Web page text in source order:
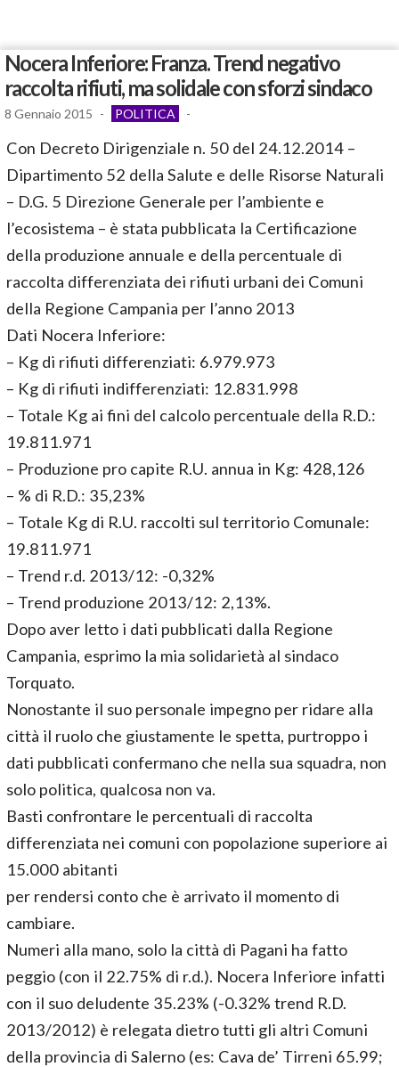
Nocera Inferiore: Franza. Trend negativo
raccolta rifiuti, ma solidale con sforzi sindaco
8 Gennaio 2015 - POLITICA -
Con Decreto Dirigenziale n. 50 del 24.12.2014 –
Dipartimento 52 della Salute e delle Risorse Naturali
– D.G. 5 Direzione Generale per l’ambiente e
l’ecosistema – è stata pubblicata la Certificazione
della produzione annuale e della percentuale di
raccolta differenziata dei rifiuti urbani dei Comuni
della Regione Campania per l’anno 2013
Dati Nocera Inferiore:
– Kg di rifiuti differenziati: 6.979.973
– Kg di rifiuti indifferenziati: 12.831.998
– Totale Kg ai fini del calcolo percentuale della R.D.:
19.811.971
– Produzione pro capite R.U. annua in Kg: 428,126
– % di R.D.: 35,23%
– Totale Kg di R.U. raccolti sul territorio Comunale:
19.811.971
– Trend r.d. 2013/12: -0,32%
– Trend produzione 2013/12: 2,13%.
Dopo aver letto i dati pubblicati dalla Regione
Campania, esprimo la mia solidarietà al sindaco
Torquato.
Nonostante il suo personale impegno per ridare alla
città il ruolo che giustamente le spetta, purtroppo i
dati pubblicati confermano che nella sua squadra, non
solo politica, qualcosa non va.
Basti confrontare le percentuali di raccolta
differenziata nei comuni con popolazione superiore ai
15.000 abitanti
per rendersi conto che è arrivato il momento di
cambiare.
Numeri alla mano, solo la città di Pagani ha fatto
peggio (con il 22.75% di r.d.). Nocera Inferiore infatti
con il suo deludente 35.23% (-0.32% trend R.D.
2013/2012) è relegata dietro tutti gli altri Comuni
della provincia di Salerno (es: Cava de’ Tirreni 65.99;